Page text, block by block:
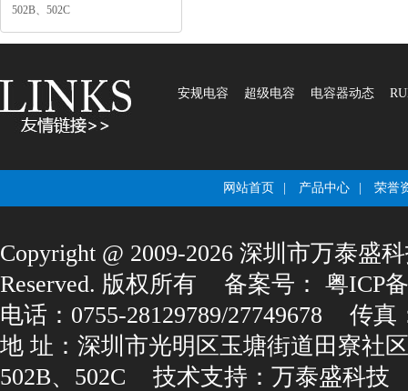
502B、502C
安规电容 超级电容 电容器动态
网站首页 产品中心 荣誉
Copyright@2009-2026深圳市万泰盛
Reserved.版权所有
备案号：
粤ICP
电话：0755-28129789/27749678
传真
地址：深圳市光明区玉塘街道田寮社
502B、502C
技术支持： 万泰盛科技